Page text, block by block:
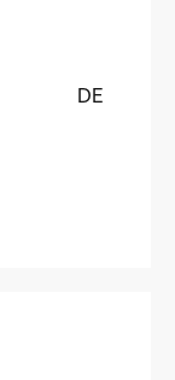
DE